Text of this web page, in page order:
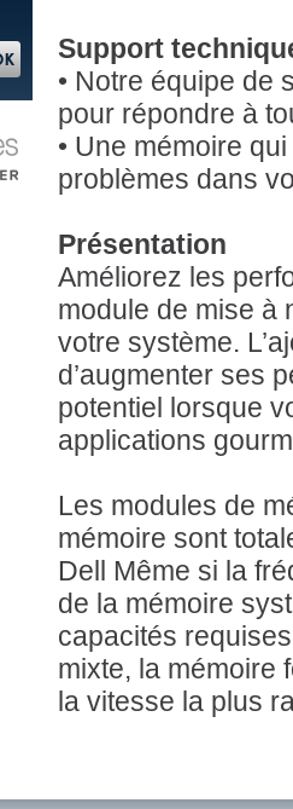
Support
• Notre équipe de
pour répondre à
• Une mémoire
problèmes dans
Présentation
Améliorez les
module de mise à
votre système.
d’augmenter ses
potentiel lorsque
applications
Les modules de
mémoire sont
Dell Même si la
de la mémoire
capacités
mixte, la mémoire
la vitesse la plus